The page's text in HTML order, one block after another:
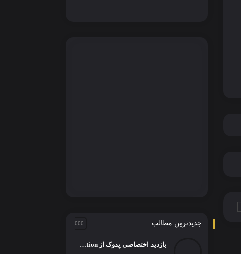
جدیدترین مطالب
بازدید اختصاصی پدوک از Paul Schockemöhle Stallion Station | بزرگ‌ترین مرکز پرورش اسب آلمان